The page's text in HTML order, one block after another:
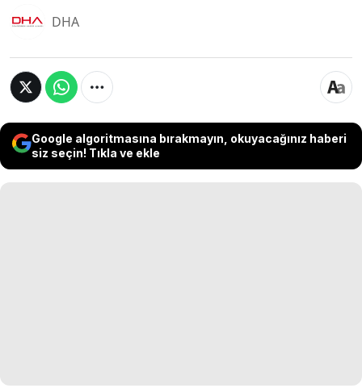
DHA
Google algoritmasına bırakmayın, okuyacağınız haberi
siz seçin! Tıkla ve ekle